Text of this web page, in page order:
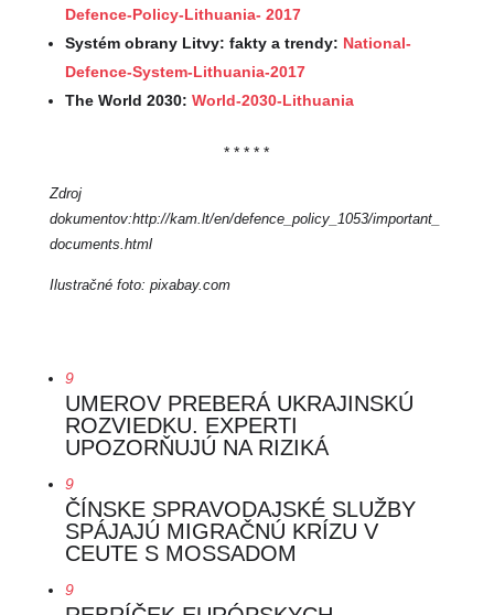
Defence-Policy-Lithuania- 2017
Systém obrany Litvy: fakty a trendy: National-
Defence-System-Lithuania-2017
The World 2030: World-2030-Lithuania
* * * * *
Zdroj
dokumentov:http://kam.lt/en/defence_policy_1053/important_
documents.html
Ilustračné foto: pixabay.com
9
UMEROV PREBERÁ UKRAJINSKÚ
ROZVIEDKU. EXPERTI
UPOZORŇUJÚ NA RIZIKÁ
9
ČÍNSKE SPRAVODAJSKÉ SLUŽBY
SPÁJAJÚ MIGRAČNÚ KRÍZU V
CEUTE S MOSSADOM
9